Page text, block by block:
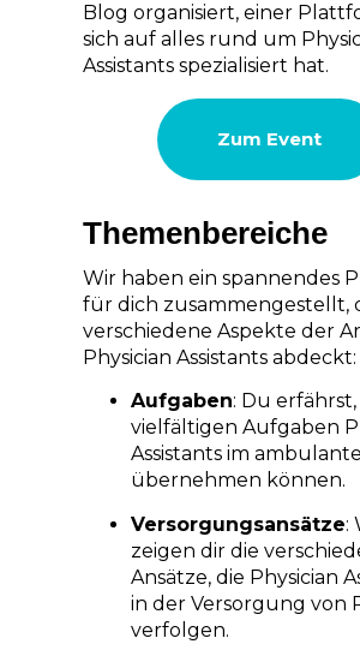
Blog organisiert, einer
sich auf alles rund um
Assistants spezialisiert hat.
Zum Event
Themenbereiche
Wir haben ein spannendes
für dich zusammengestellt,
verschiedene Aspekte der
Physician Assistants abdeckt:
Aufgaben: Du
vielfältigen Aufgaben
Assistants im
übernehmen können.
Versorgungsansätze:
zeigen dir die
Ansätze, die Physician
in der Versorgung von
verfolgen.